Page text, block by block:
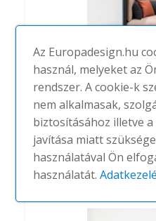
Buzzispark
BUZZISPACE
Az Europadesign.hu
használ, melyeket az
rendszer. A cookie-k
nem alkalmasak,
biztosításához illetve
javítása miatt
használatával Ön
használatát.